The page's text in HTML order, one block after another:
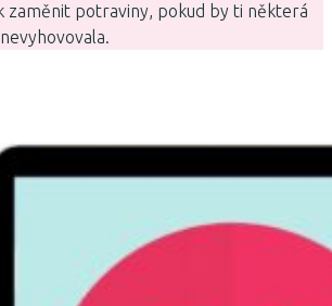
zaměnit potraviny, pokud by ti některá